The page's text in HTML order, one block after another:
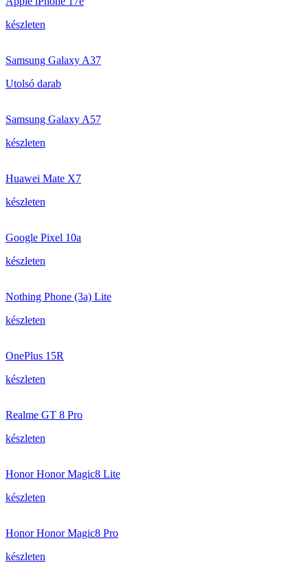
készleten
Samsung Galaxy A37
Utolsó darab
Samsung Galaxy A57
készleten
Huawei Mate X7
készleten
Google Pixel 10a
készleten
Nothing Phone (3a) Lite
készleten
OnePlus 15R
készleten
Realme GT 8 Pro
készleten
Honor Honor Magic8 Lite
készleten
Honor Honor Magic8 Pro
készleten